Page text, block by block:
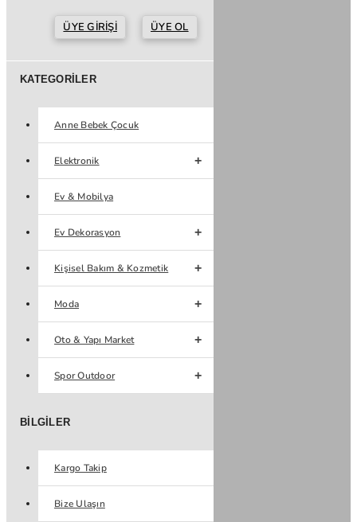
ÜYE GIRIŞI ÜYE OL
KATEGORILER
Anne Bebek Çocuk
Elektronik
Ev & Mobilya
Ev Dekorasyon
Kişisel Bakım & Kozmetik
Moda
Oto & Yapı Market
Spor Outdoor
BILGILER
Kargo Takip
Bize Ulaşın